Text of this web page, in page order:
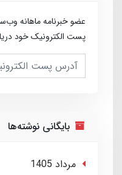
عضو خبرنامه ماهانه
پست الکترونیک خود
بایگانی نوشته‌ها
مرداد 1405